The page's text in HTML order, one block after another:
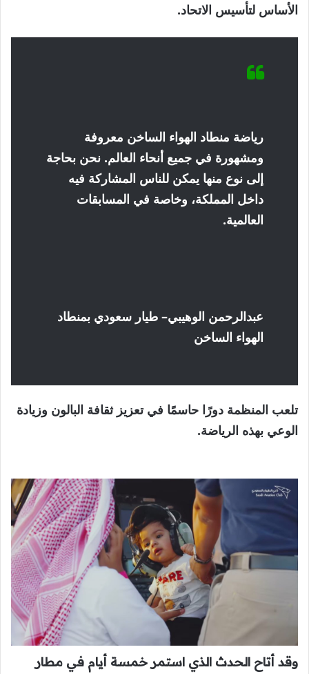
الأساس لتأسيس الاتحاد.
رياضة منطاد الهواء الساخن معروفة
ومشهورة في جميع أنحاء العالم. نحن بحاجة
إلى نوع منها يمكن للناس المشاركة فيه
داخل المملكة، وخاصة في المسابقات
العالمية.
عبدالرحمن الوهيبي– طيار سعودي بمنطاد
الهواء الساخن
تلعب المنظمة دورًا حاسمًا في تعزيز ثقافة البالون وزيادة
الوعي بهذه الرياضة.
وقد أتاح الحدث الذي استمر خمسة أيام في مطار